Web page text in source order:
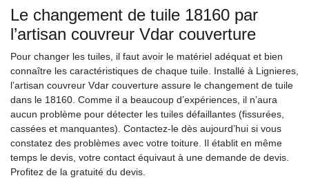
Le changement de tuile 18160 par
l’artisan couvreur Vdar couverture
Pour changer les tuiles, il faut avoir le matériel adéquat et bien
connaître les caractéristiques de chaque tuile. Installé à Lignieres,
l’artisan couvreur Vdar couverture assure le changement de tuile
dans le 18160. Comme il a beaucoup d’expériences, il n’aura
aucun problème pour détecter les tuiles défaillantes (fissurées,
cassées et manquantes). Contactez-le dès aujourd’hui si vous
constatez des problèmes avec votre toiture. Il établit en même
temps le devis, votre contact équivaut à une demande de devis.
Profitez de la gratuité du devis.